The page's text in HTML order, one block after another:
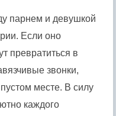
парнем и девушкой
Если оно
превратиться в
звонки,
месте. В силу
каждого